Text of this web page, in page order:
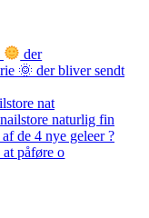
der
nat
at påføre o